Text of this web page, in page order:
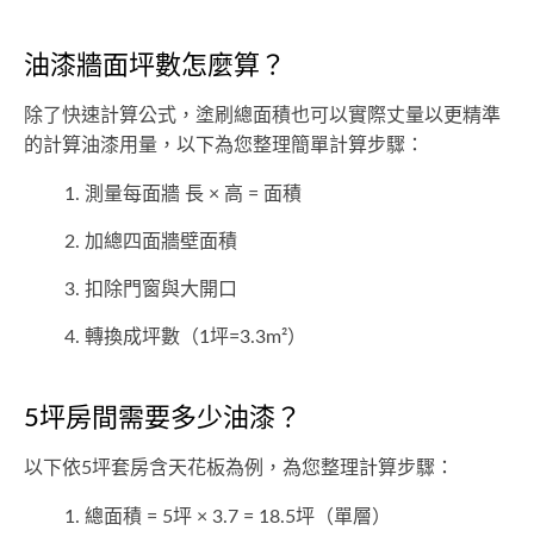
油漆牆面坪數怎麼算？
除了快速計算公式，塗刷總面積也可以實際丈量以更精準
的計算油漆用量，以下為您整理簡單計算步驟：
測量每面牆 長 × 高 = 面積
加總四面牆壁面積
扣除門窗與大開口
轉換成坪數（1坪=3.3m²）
5坪房間需要多少油漆？
以下依5坪套房含天花板為例，為您整理計算步驟：
總面積 = 5坪 × 3.7 = 18.5坪（單層）